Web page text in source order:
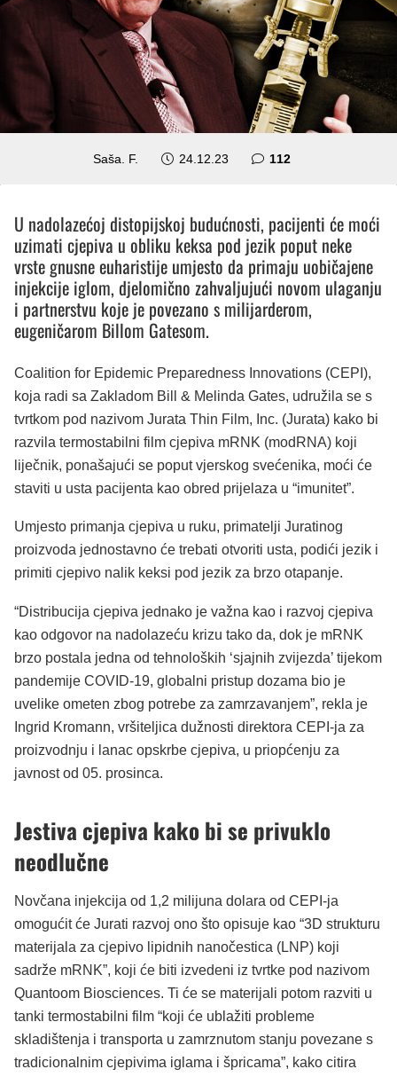
Saša. F. 24.12.23 112komentara
U nadolazećoj distopijskoj budućnosti, pacijenti će moći
uzimati cjepiva u obliku keksa pod jezik poput neke
vrste gnusne euharistije umjesto da primaju uobičajene
injekcije iglom, djelomično zahvaljujući novom ulaganju
i partnerstvu koje je povezano s milijarderom,
eugeničarom Billom Gatesom.
Coalition for Epidemic Preparedness Innovations (CEPI),
koja radi sa Zakladom Bill & Melinda Gates, udružila se s
tvrtkom pod nazivom Jurata Thin Film, Inc. (Jurata) kako bi
razvila termostabilni film cjepiva mRNK (modRNA) koji
liječnik, ponašajući se poput vjerskog svećenika, moći će
staviti u usta pacijenta kao obred prijelaza u “imunitet”.
Umjesto primanja cjepiva u ruku, primatelji Juratinog
proizvoda jednostavno će trebati otvoriti usta, podići jezik i
primiti cjepivo nalik keksi pod jezik za brzo otapanje.
“Distribucija cjepiva jednako je važna kao i razvoj cjepiva
kao odgovor na nadolazeću krizu tako da, dok je mRNK
brzo postala jedna od tehnoloških ‘sjajnih zvijezda’ tijekom
pandemije COVID-19, globalni pristup dozama bio je
uvelike ometen zbog potrebe za zamrzavanjem”, rekla je
Ingrid Kromann, vršiteljica dužnosti direktora CEPI-ja za
proizvodnju i lanac opskrbe cjepiva, u priopćenju za
javnost od 05. prosinca.
Jestiva cjepiva kako bi se privuklo
neodlučne
Novčana injekcija od 1,2 milijuna dolara od CEPI-ja
omogućit će Jurati razvoj ono što opisuje kao “3D strukturu
materijala za cjepivo lipidnih nanočestica (LNP) koji
sadrže mRNK”, koji će biti izvedeni iz tvrtke pod nazivom
Quantoom Biosciences. Ti će se materijali potom razviti u
tanki termostabilni film “koji će ublažiti probleme
skladištenja i transporta u zamrznutom stanju povezane s
tradicionalnim cjepivima iglama i špricama”, kako citira